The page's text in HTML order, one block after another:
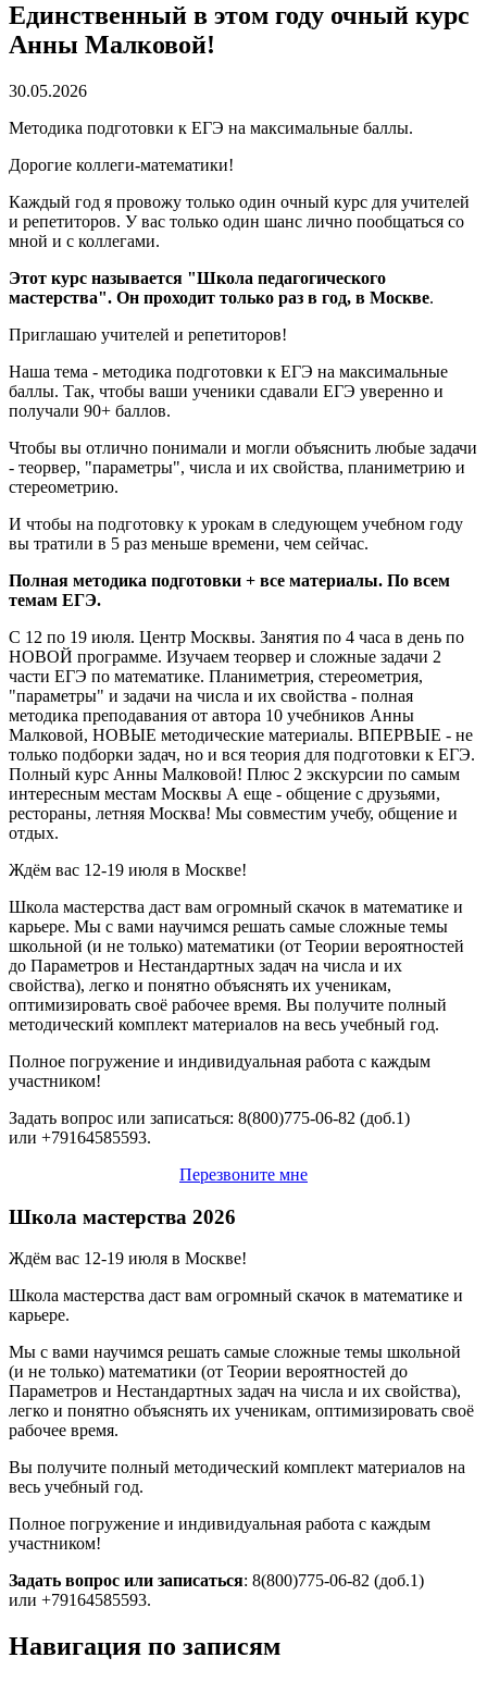
Единственный в этом году очный курс
Анны Малковой!
30.05.2026
Методика подготовки к ЕГЭ на максимальные баллы.
Дорогие коллеги-математики!
Каждый год я провожу только один очный курс для учителей
и репетиторов. У вас только один шанс лично пообщаться со
мной и с коллегами.
Этот курс называется "Школа педагогического
мастерства". Он проходит только раз в год, в Москве.
Приглашаю учителей и репетиторов!
Наша тема - методика подготовки к ЕГЭ на максимальные
баллы. Так, чтобы ваши ученики сдавали ЕГЭ уверенно и
получали 90+ баллов.
Чтобы вы отлично понимали и могли объяснить любые задачи
- теорвер, "параметры", числа и их свойства, планиметрию и
стереометрию.
И чтобы на подготовку к урокам в следующем учебном году
вы тратили в 5 раз меньше времени, чем сейчас.
Полная методика подготовки + все материалы. По всем
темам ЕГЭ.
С 12 по 19 июля. Центр Москвы. Занятия по 4 часа в день по
НОВОЙ программе. Изучаем теорвер и сложные задачи 2
части ЕГЭ по математике. Планиметрия, стереометрия,
"параметры" и задачи на числа и их свойства - полная
методика преподавания от автора 10 учебников Анны
Малковой, НОВЫЕ методические материалы. ВПЕРВЫЕ - не
только подборки задач, но и вся теория для подготовки к ЕГЭ.
Полный курс Анны Малковой! Плюс 2 экскурсии по самым
интересным местам Москвы А еще - общение с друзьями,
рестораны, летняя Москва! Мы совместим учебу, общение и
отдых.
Ждём вас 12-19 июля в Москве!
Школа мастерства даст вам огромный скачок в математике и
карьере. Мы с вами научимся решать самые сложные темы
школьной (и не только) математики (от Теории вероятностей
до Параметров и Нестандартных задач на числа и их
свойства), легко и понятно объяснять их ученикам,
оптимизировать своё рабочее время. Вы получите полный
методический комплект материалов на весь учебный год.
Полное погружение и индивидуальная работа с каждым
участником!
Задать вопрос или записаться: 8(800)775-06-82 (доб.1)
или +79164585593.
Перезвоните мне
Школа мастерства 2026
Ждём вас 12-19 июля в Москве!
Школа мастерства даст вам огромный скачок в математике и
карьере.
Мы с вами научимся решать самые сложные темы школьной
(и не только) математики (от Теории вероятностей до
Параметров и Нестандартных задач на числа и их свойства),
легко и понятно объяснять их ученикам, оптимизировать своё
рабочее время.
Вы получите полный методический комплект материалов на
весь учебный год.
Полное погружение и индивидуальная работа с каждым
участником!
Задать вопрос или записаться: 8(800)775-06-82 (доб.1)
или +79164585593.
Навигация по записям